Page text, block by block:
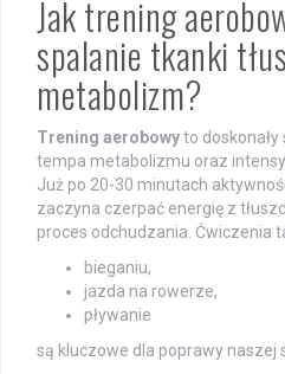
Jak trening
spalanie tkanki
metabolizm?
Trening aerobowyto
tempa metabolizmu oraz
Już po 20-30 minutach
zaczyna czerpać energię z
proces odchudzania. Ćwiczenia
bieganiu,
jazda na rowerze,
pływanie
są kluczowe dla poprawy naszej